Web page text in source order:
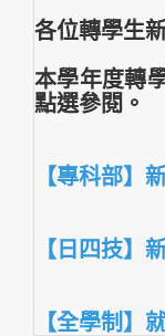
各位轉學生
本學年度轉
點選參閱。
【專科部】
【日四技】
【全學制】